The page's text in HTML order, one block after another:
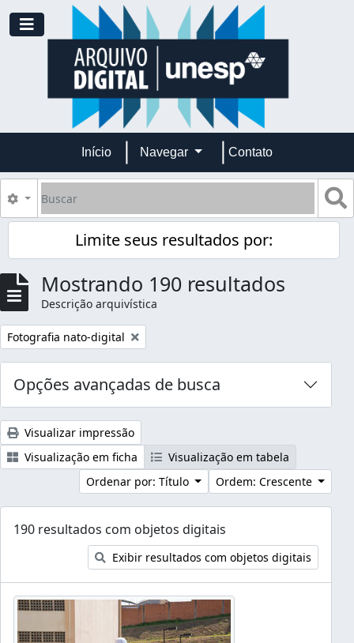
Skip to main content
Toggle navigation
Início Navegar Contato
Buscar
Opções de busca
Limite seus resultados por:
Mostrando 190 resultados
Descrição arquivística
Remover filtro:
Fotografia nato-digital
Opções avançadas de busca
Visualizar impressão
Visualização em ficha
Visualização em tabela
Ordenar por: Título
Ordem: Crescente
190 resultados com objetos digitais
Exibir resultados com objetos digitais